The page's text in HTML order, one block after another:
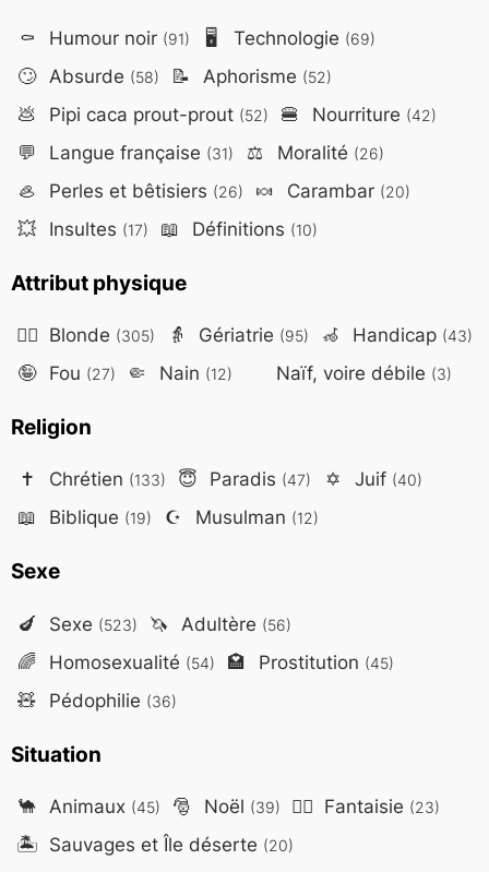
⚰️ Humour noir (91) 🖥️ Technologie (69)
🙄 Absurde (58) 📝 Aphorisme (52)
💩 Pipi caca prout-prout (52) 🍔 Nourriture (42)
💬 Langue française (31) ⚖️ Moralité (26)
🦪 Perles et bêtisiers (26) 🍬 Carambar (20)
💥 Insultes (17) 📖 Définitions (10)
Attribut physique
👱‍♀️ Blonde (305) 👵 Gériatrie (95) 🦽 Handicap (43)
🤪 Fou (27) 🤏 Nain (12) Naïf, voire débile (3)
Religion
✝️ Chrétien (133) 😇 Paradis (47) ✡️ Juif (40)
📖 Biblique (19) ☪️ Musulman (12)
Sexe
🍆 Sexe (523) 🦄 Adultère (56)
🌈 Homosexualité (54) 🏩 Prostitution (45)
🧸 Pédophilie (36)
Situation
🐪 Animaux (45) 🎅 Noël (39) 🧙‍♂️ Fantaisie (23)
🏝️ Sauvages et Île déserte (20)